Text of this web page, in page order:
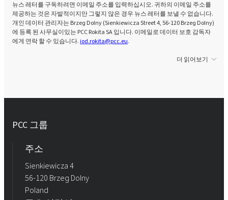
뉴스 레터를 구독하려면 이메일 주소를 입력하십시오. 귀하의 이메일 주소를
제공하는 것은 자발적이지만 그렇지 않은 경우 뉴스 레터를 보낼 수 없습니다.
개인 데이터 관리자는 Brzeg Dolny (Sienkiewicza Street 4, 56-120 Brzeg Dolny)
에 등록 된 사무실이있는 PCC Rokita SA 입니다. 이메일로 데이터 보호 감독자
에게 연락 할 수 있습니다.iod.rokita@pcc.eu.
더 읽어보기
PCC 그룹
주소
Sienkiewicza 4
56-120 Brzeg Dolny
Poland